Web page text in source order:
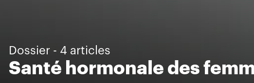
Dossier - 4 articles
Santé hormonale des